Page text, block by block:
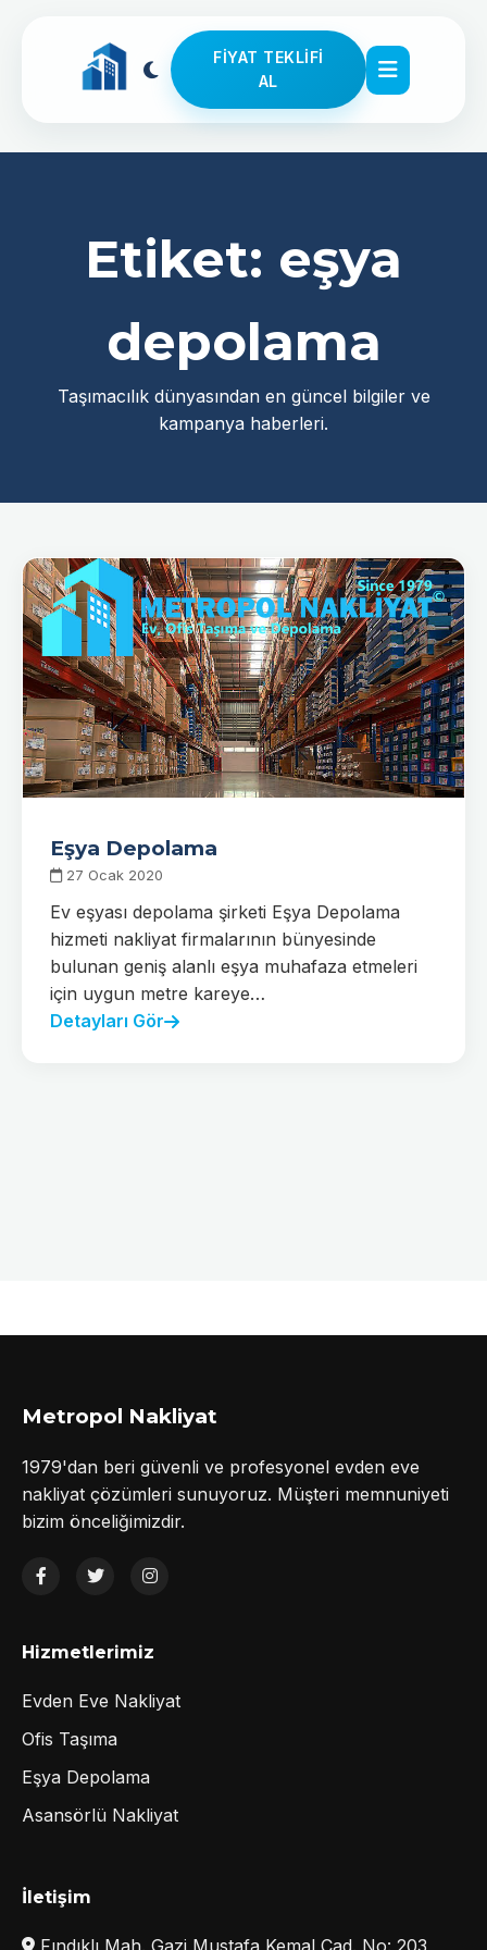
FIYAT TEKLIFI
AL
Etiket: eşya
depolama
Taşımacılık dünyasından en güncel bilgiler ve
kampanya haberleri.
Eşya Depolama
27 Ocak 2020
Ev eşyası depolama şirketi Eşya Depolama
hizmeti nakliyat firmalarının bünyesinde
bulunan geniş alanlı eşya muhafaza etmeleri
için uygun metre kareye…
Detayları Gör
Metropol Nakliyat
1979'dan beri güvenli ve profesyonel evden eve
nakliyat çözümleri sunuyoruz. Müşteri memnuniyeti
bizim önceliğimizdir.
Hizmetlerimiz
Evden Eve Nakliyat
Ofis Taşıma
Eşya Depolama
Asansörlü Nakliyat
İletişim
Fındıklı Mah. Gazi Mustafa Kemal Cad. No: 203